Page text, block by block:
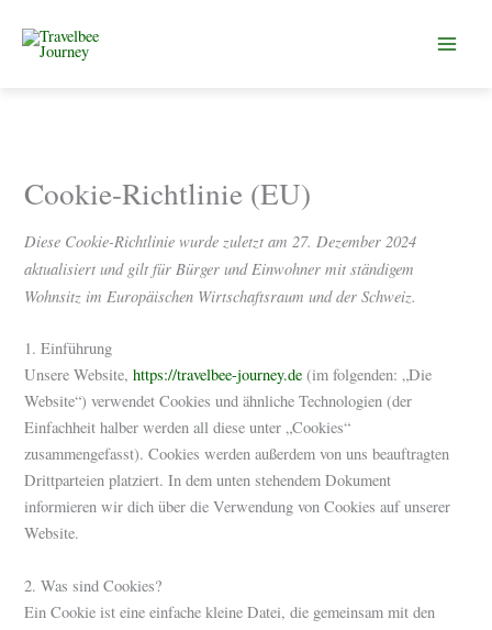
Cookie-Richtlinie (EU)
Diese Cookie-Richtlinie wurde zuletzt am 27. Dezember 2024
aktualisiert und gilt für Bürger und Einwohner mit ständigem
Wohnsitz im Europäischen Wirtschaftsraum und der Schweiz.
1. Einführung
Unsere Website,https://travelbee-journey.de (im folgenden: „Die
Website“) verwendet Cookies und ähnliche Technologien (der
Einfachheit halber werden all diese unter „Cookies“
zusammengefasst). Cookies werden außerdem von uns beauftragten
Drittparteien platziert. In dem unten stehendem Dokument
informieren wir dich über die Verwendung von Cookies auf unserer
Website.
2. Was sind Cookies?
Ein Cookie ist eine einfache kleine Datei, die gemeinsam mit den